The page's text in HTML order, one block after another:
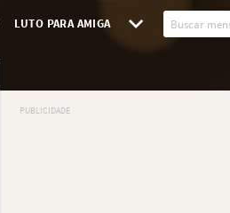
LUTO PARA AMIGA